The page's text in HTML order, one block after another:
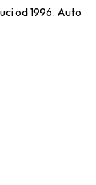
od 1996. Auto